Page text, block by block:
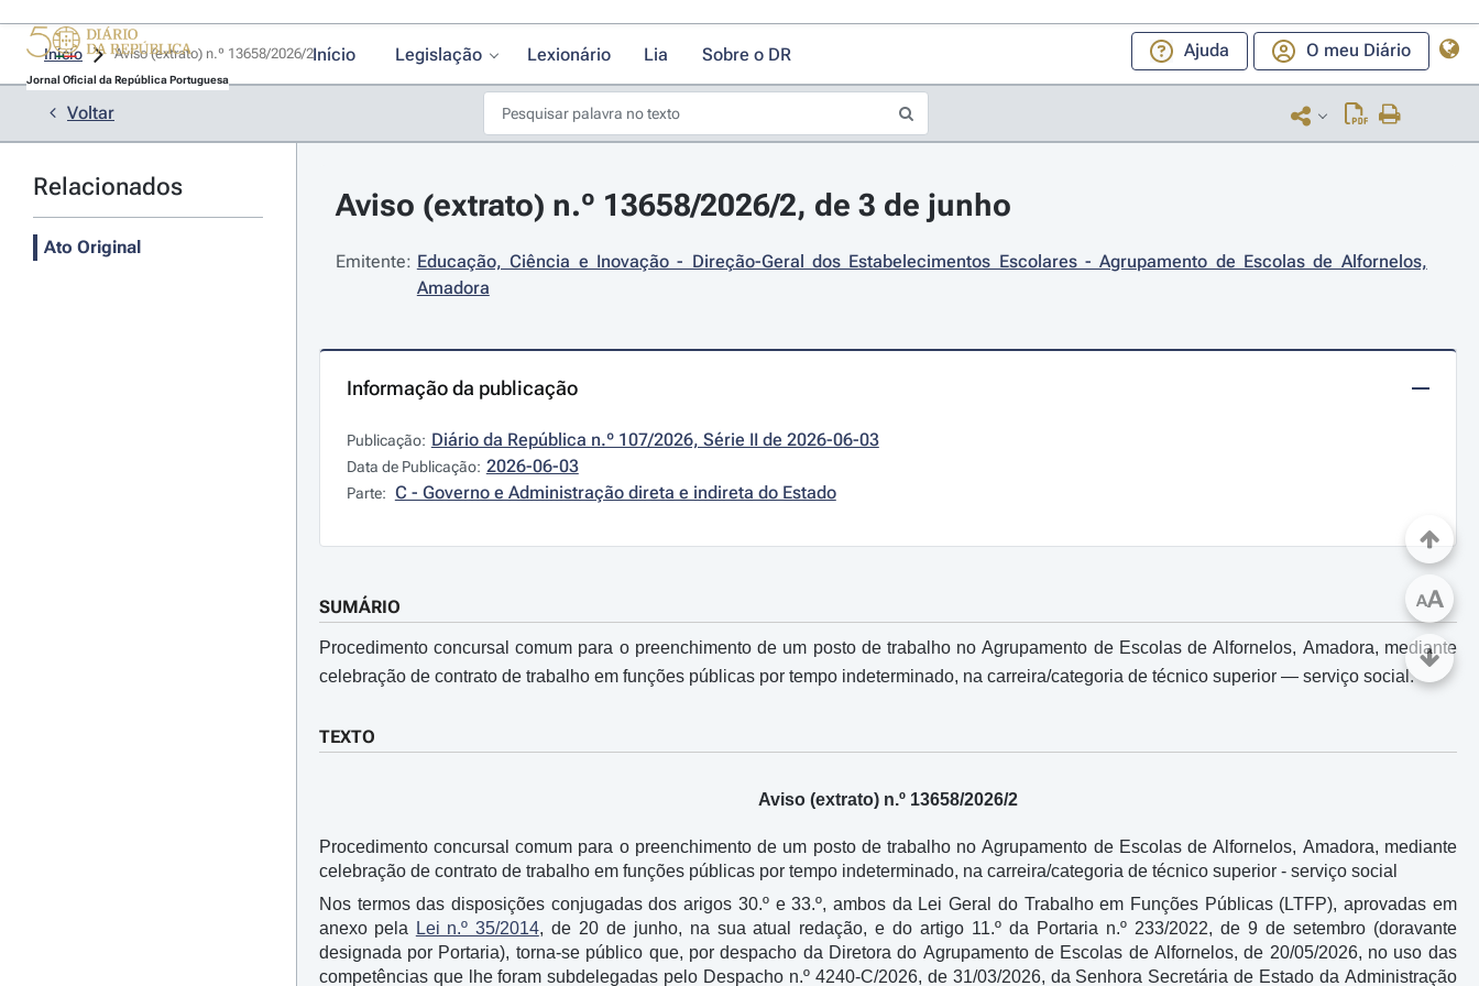
Jornal Oficial da República Portuguesa
Início Legislação Lexionário Lia Sobre o DR Ajuda O meu Diário
Início Aviso (extrato) n.º 13658/2026/2
Voltar
Relacionados
Ato Original
Aviso (extrato) n.º 13658/2026/2, de 3 de junho
Emitente: Educação, Ciência e Inovação - Direção-Geral dos Estabelecimentos Escolares - Agrupamento de Escolas de Alfornelos,
Amadora
Informação da publicação
Publicação: Diário da República n.º 107/2026, Série II de 2026-06-03
Data de Publicação: 2026-06-03
Parte: C - Governo e Administração direta e indireta do Estado
SUMÁRIO
Procedimento concursal comum para o preenchimento de um posto de trabalho no Agrupamento de Escolas de Alfornelos, Amadora, mediante
celebração de contrato de trabalho em funções públicas por tempo indeterminado, na carreira/categoria de técnico superior ― serviço social.
TEXTO
Aviso (extrato) n.º 13658/2026/2
Procedimento concursal comum para o preenchimento de um posto de trabalho no Agrupamento de Escolas de Alfornelos, Amadora, mediante
celebração de contrato de trabalho em funções públicas por tempo indeterminado, na carreira/categoria de técnico superior - serviço social
Nos termos das disposições conjugadas dos arigos 30.º e 33.º, ambos da Lei Geral do Trabalho em Funções Públicas (LTFP), aprovadas em
anexo pela
Lei n.º 35/2014, de 20 de junho, na sua atual redação, e do artigo 11.º da Portaria n.º 233/2022, de 9 de setembro (doravante
designada por Portaria), torna-se público que, por despacho da Diretora do Agrupamento de Escolas de Alfornelos, de 20/05/2026, no uso das
competências que lhe foram subdelegadas pelo Despacho n.º 4240-C/2026, de 31/03/2026, da Senhora Secretária de Estado da Administração
AA